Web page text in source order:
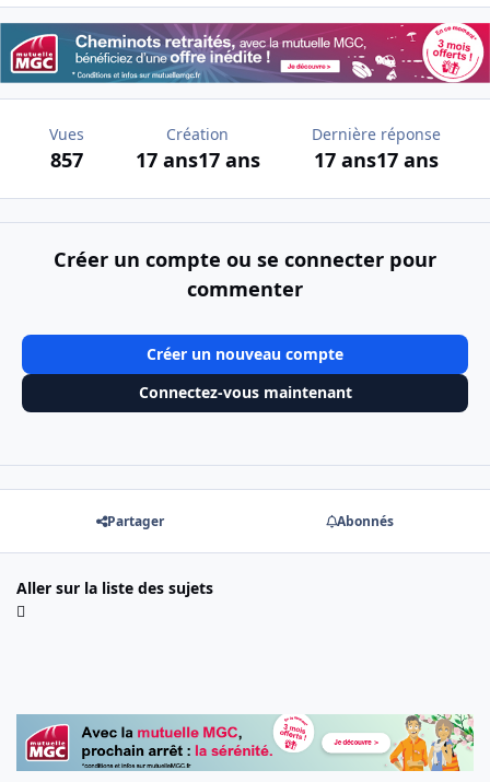
Vues
857
Création
17 ans17 ans
Dernière réponse
17 ans17 ans
Créer un compte ou se connecter pour
commenter
Créer un nouveau compte
Connectez-vous maintenant
Partager Abonnés
Aller sur la liste des sujets